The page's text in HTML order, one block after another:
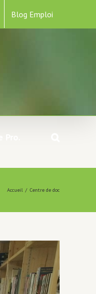
Blog Emploi
Accueil / Centre de doc